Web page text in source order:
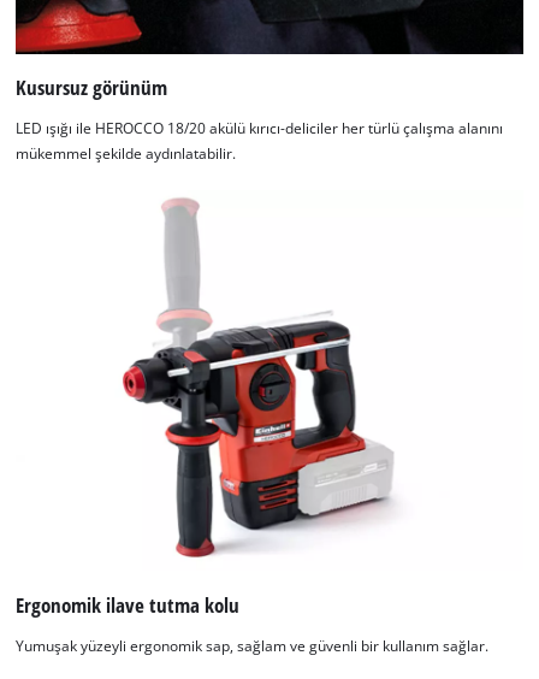
Kusursuz görünüm
LED ışığı ile HEROCCO 18/20 akülü kırıcı-deliciler her türlü çalışma alanını
mükemmel şekilde aydınlatabilir.
Ergonomik ilave tutma kolu
Yumuşak yüzeyli ergonomik sap, sağlam ve güvenli bir kullanım sağlar.